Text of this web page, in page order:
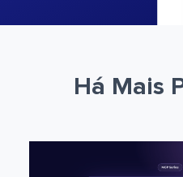
Há Mais